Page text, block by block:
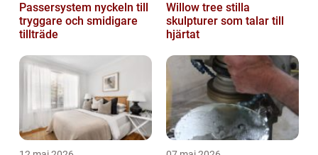
Passersystem nyckeln till
tryggare och smidigare
tillträde
Willow tree stilla
skulpturer som talar till
hjärtat